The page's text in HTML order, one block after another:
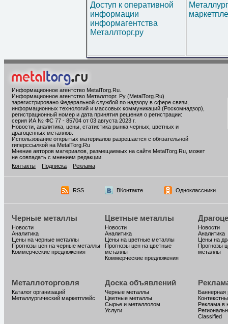
Доступ к оперативной
информации
информагентства
Металлторг.ру
Информационное агентство MetalTorg.Ru
Информационное агентство Металлторг. Ру (MetalTorg.Ru)
зарегистрировано Федеральной службой по надзору в сфере связи,
информационных технологий и массовых коммуникаций (Роскомнадзор),
регистрационный номер и дата принятия решения о регистрации:
серия ИА № ФС 77 - 85704 от 03 августа 2023 г.
Новости, аналитика, цены, статистика рынка черных, цветных и
драгоценных металлов.
Использование открытых материалов разрешается с обязательной
гиперссылкой на MetalTorg.Ru
Мнение авторов материалов, размещаемых на сайте MetalTorg.Ru, может
не совпадать с мнением редакции.
Контакты
Подписка Реклама
RSS ВКонтакте Одноклассники
Черные металлы
Новости
Аналитика
Цены на черные металлы
Прогнозы цен на черные металлы
Коммерческие предложения
Цветные металлы
Новости
Аналитика
Цены на цветные металлы
Прогнозы цен на цветные
металлы
Коммерческие предложения
Новости
Аналитика
Цены на
Прогнозы
металлы
Металлоторговля
Каталог организаций
Металлургический маркетплейс
Доска объявлений
Черные металлы
Цветные металлы
Сырье и металлолом
Услуги
Баннерная
Реклама в
Classified